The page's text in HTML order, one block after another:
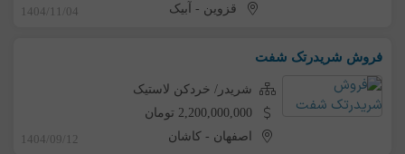
قزوین - آبیک 1404/11/04
فروش شریدرتک شفت
شریدر/ خردکن لاستیک
2,200,000,000 تومان
اصفهان -کاشان 1404/09/12